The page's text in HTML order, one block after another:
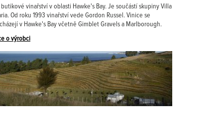
vinařství v oblasti Hawke's Bay. Je součástí skupiny Villa
Od roku 1993 vinařství vede Gordon Russel. Vinice se
v Hawke's Bay včetně Gimblet Gravels a Marlborough.
o výrobci